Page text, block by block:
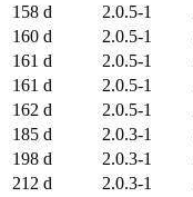
158 d
2.0.5-1
160 d
2.0.5-1
161 d
2.0.5-1
161 d
2.0.5-1
162 d
2.0.5-1
185 d
2.0.3-1
198 d
2.0.3-1
212 d
2.0.3-1